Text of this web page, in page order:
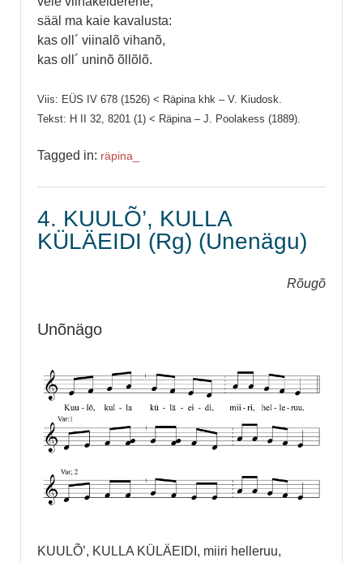
sääl ma kaie kavalusta:
kas oll´ viinalõ vihanõ,
kas oll´ uninõ õllõlõ.
Viis: EÜS IV 678 (1526) < Räpina khk – V. Kiudosk.
Tekst: H II 32, 8201 (1) < Räpina – J. Poolakess (1889).
Tagged in: räpina_
4. KUULÕ’, KULLA
KÜLÄEIDI (Rg) (Unenägu)
Rõugõ
Unõnägo
KUULÕ’, KULLA KÜLÄEIDI, miiri helleruu,